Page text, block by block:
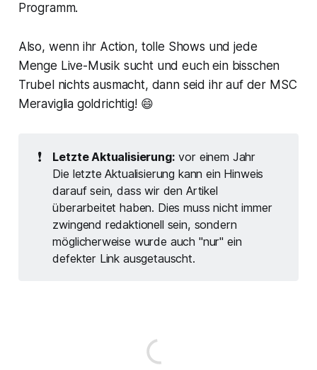
Programm.
Also, wenn ihr Action, tolle Shows und jede
Menge Live-Musik sucht und euch ein bisschen
Trubel nichts ausmacht, dann seid ihr auf der MSC
Meraviglia goldrichtig! 😄
❗ Letzte Aktualisierung: vor einem Jahr
Die letzte Aktualisierung kann ein Hinweis
darauf sein, dass wir den Artikel
überarbeitet haben. Dies muss nicht immer
zwingend redaktionell sein, sondern
möglicherweise wurde auch "nur" ein
defekter Link ausgetauscht.